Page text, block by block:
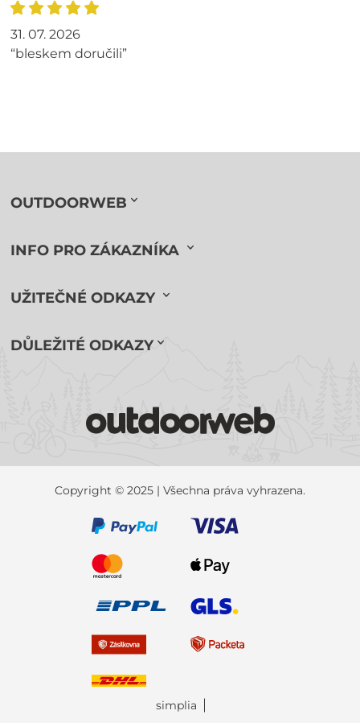
31. 07. 2026
“bleskem doručili”
OUTDOORWEB
INFO PRO ZÁKAZNÍKA
UŽITEČNÉ ODKAZY
DŮLEŽITÉ ODKAZY
Copyright © 2025 | Všechna práva vyhrazena.
simplia